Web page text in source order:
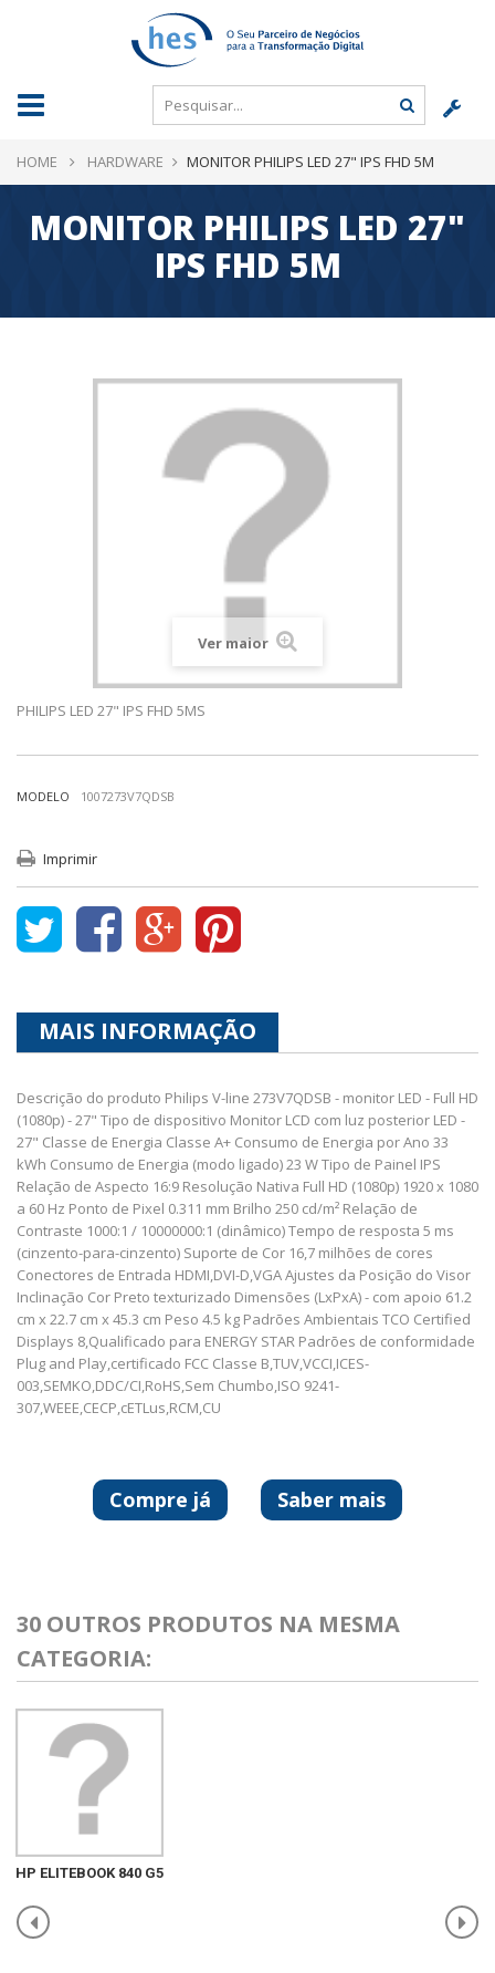
HOME HARDWARE MONITOR PHILIPS LED 27" IPS FHD 5M
MONITOR PHILIPS LED 27"
IPS FHD 5M
Ver maior
PHILIPS LED 27" IPS FHD 5MS
MODELO 1007273V7QDSB
Imprimir
MAIS INFORMAÇÃO
Descrição do produto Philips V-line 273V7QDSB - monitor LED - Full HD
(1080p) - 27" Tipo de dispositivo Monitor LCD com luz posterior LED -
27" Classe de Energia Classe A+ Consumo de Energia por Ano 33
kWh Consumo de Energia (modo ligado) 23 W Tipo de Painel IPS
Relação de Aspecto 16:9 Resolução Nativa Full HD (1080p) 1920 x 1080
a 60 Hz Ponto de Pixel 0.311 mm Brilho 250 cd/m² Relação de
Contraste 1000:1 / 10000000:1 (dinâmico) Tempo de resposta 5 ms
(cinzento-para-cinzento) Suporte de Cor 16,7 milhões de cores
Conectores de Entrada HDMI,DVI-D,VGA Ajustes da Posição do Visor
Inclinação Cor Preto texturizado Dimensões (LxPxA) - com apoio 61.2
cm x 22.7 cm x 45.3 cm Peso 4.5 kg Padrões Ambientais TCO Certified
Displays 8,Qualificado para ENERGY STAR Padrões de conformidade
Plug and Play,certificado FCC Classe B,TUV,VCCI,ICES-
003,SEMKO,DDC/CI,RoHS,Sem Chumbo,ISO 9241-
307,WEEE,CECP,cETLus,RCM,CU
Saber mais
Compre já
30 OUTROS PRODUTOS NA MESMA
CATEGORIA:
HP ELITEBOOK 840 G5